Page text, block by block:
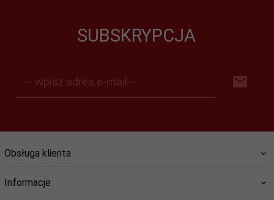
SUBSKRYPCJA
-- wpisz adres e-mail --
Obsługa klienta
Informacje